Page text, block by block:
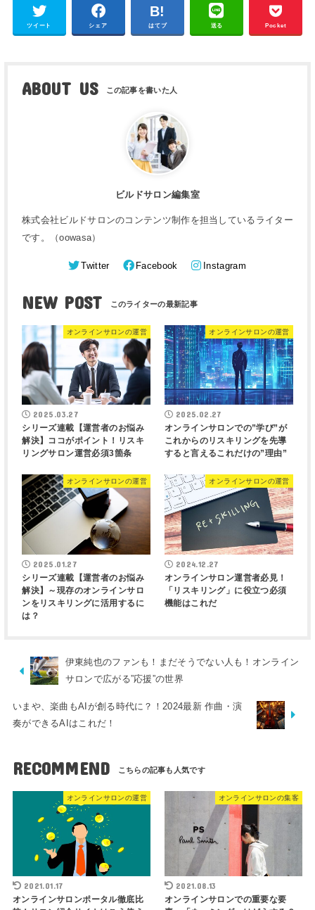
ツイート シェア はてブ 送る Pocket
ABOUT US
ビルドサロン編集室
株式会社ビルドサロンのコンテンツ制作を担当しているライター
です。（oowasa）
Twitter Facebook Instagram
NEW POST
オンラインサロンの運営
2025.03.27
シリーズ連載【運営者のお悩み
解決】ココがポイント！リスキ
リングサロン運営必須3箇条
オンラインサロンの運営
2025.02.27
オンラインサロンでの”学び”が
これからのリスキリングを先導
すると言えるこれだけの”理由”
オンラインサロンの運営
2025.01.27
シリーズ連載【運営者のお悩み
解決】～現存のオンラインサロ
ンをリスキリングに活用するに
は？
オンラインサロンの運営
2024.12.27
オンラインサロン運営者必見！
「リスキリング」に役立つ必須
機能はこれだ
伊東純也のファンも！まだそうでない人も！オンライン
サロンで広がる”応援”の世界
いまや、楽曲もAIが創る時代に？！2024最新 作曲・演
奏ができるAIはこれだ！
RECOMMEND
オンラインサロンの運営
2021.01.17
オンラインサロンポータル徹底比
オンラインサロンの集客
2021.08.13
オンラインサロンでの重要な要